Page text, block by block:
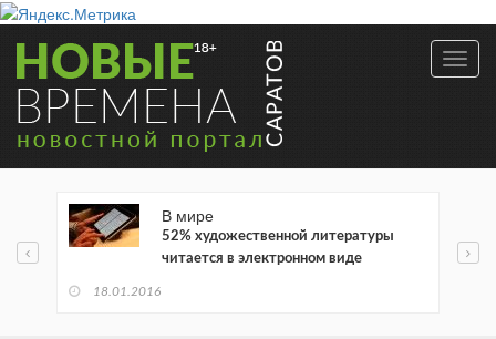
В мире
52% художественной литературы
читается в электронном виде
18.01.2016